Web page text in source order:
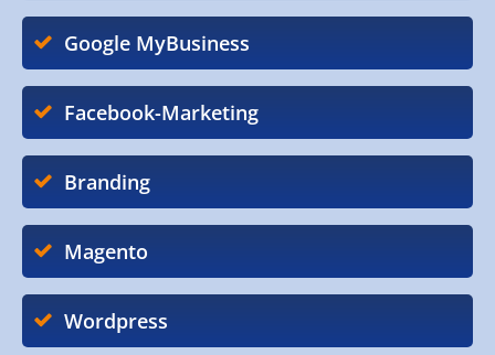
Google MyBusiness
Facebook-Marketing
Branding
Magento
Wordpress